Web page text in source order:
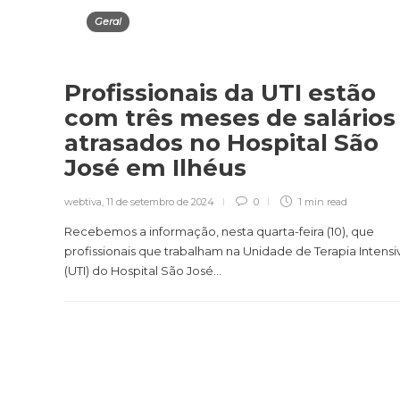
Geral
Profissionais da UTI estão
com três meses de salários
atrasados no Hospital São
José em Ilhéus
webtiva, 11 de setembro de 2024 0 1 min read
Recebemos a informação, nesta quarta-feira (10), que
profissionais que trabalham na Unidade de Terapia
(UTI) do Hospital São José...